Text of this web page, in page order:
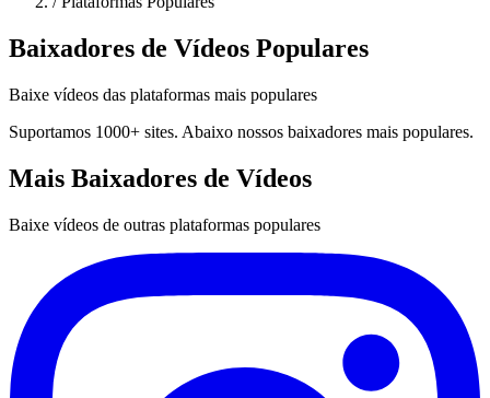
Baixadores de Vídeos Populares
Baixe vídeos das plataformas mais populares
Suportamos 1000+ sites. Abaixo nossos baixadores mais populares.
Mais Baixadores de Vídeos
Baixe vídeos de outras plataformas populares